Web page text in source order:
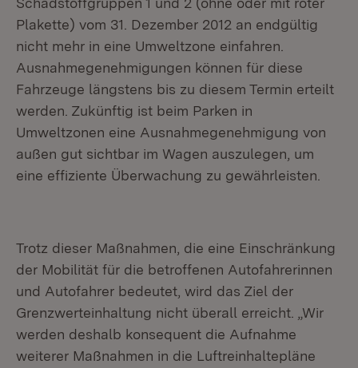
Plakette) vom 31. Dezember 2012 an endgültig
nicht mehr in eine Umweltzone einfahren.
Ausnahmegenehmigungen können für diese
Fahrzeuge längstens bis zu diesem Termin erteilt
werden. Zukünftig ist beim Parken in
Umweltzonen eine Ausnahmegenehmigung von
außen gut sichtbar im Wagen auszulegen, um
eine effiziente Überwachung zu gewährleisten.
Trotz dieser Maßnahmen, die eine Einschränkung
der Mobilität für die betroffenen Autofahrerinnen
und Autofahrer bedeutet, wird das Ziel der
Grenzwerteinhaltung nicht überall erreicht. „Wir
werden deshalb konsequent die Aufnahme
weiterer Maßnahmen in die Luftreinhaltepläne